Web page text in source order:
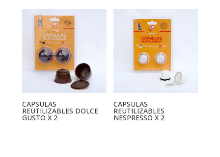
CAPSULAS
REUTILIZABLES DOLCE
GUSTO X 2
CAPSULAS
REUTILIZABLES
NESPRESSO X 2